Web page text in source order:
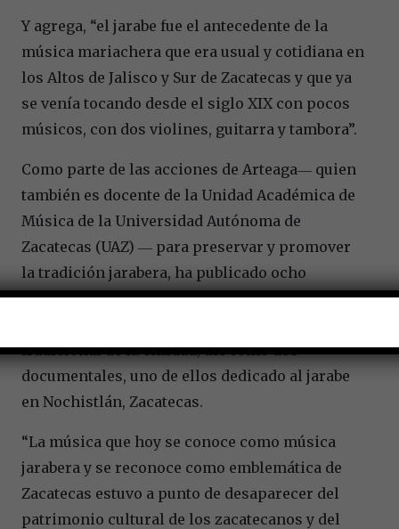
Y agrega, “el jarabe fue el antecedente de la
música mariachera que era usual y cotidiana en
los Altos de Jalisco y Sur de Zacatecas y que ya
se venía tocando desde el siglo XIX con pocos
músicos, con dos violines, guitarra y tambora”.
Como parte de las acciones de Arteaga― quien
también es docente de la Unidad Académica de
Música de la Universidad Autónoma de
Zacatecas (UAZ) ― para preservar y promover
la tradición jarabera, ha publicado ocho
números de su obraTestimonios musicales de
tradicional de la entidad; así como dos
documentales, uno de ellos dedicado al jarabe
en Nochistlán, Zacatecas.
“La música que hoy se conoce como música
jarabera y se reconoce como emblemática de
Zacatecas estuvo a punto de desaparecer del
patrimonio cultural de los zacatecanos y del